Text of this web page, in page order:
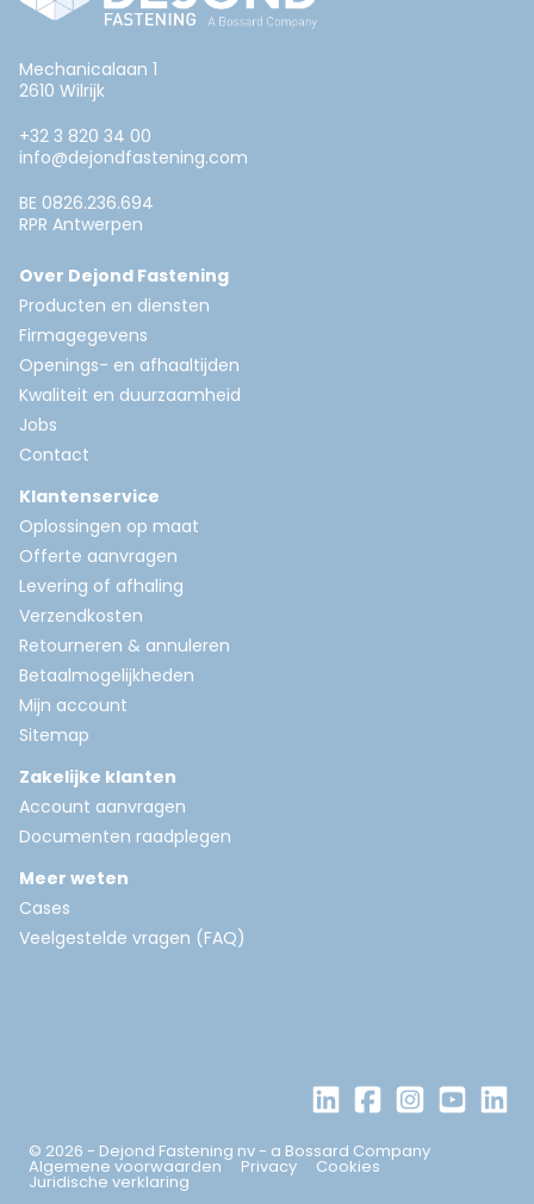
Mechanicalaan 1
2610 Wilrijk
+32 3 820 34 00
info@dejondfastening.com
BE 0826.236.694
RPR Antwerpen
Over Dejond Fastening
Producten en diensten
Firmagegevens
Openings- en afhaaltijden
Kwaliteit en duurzaamheid
Jobs
Contact
Klantenservice
Oplossingen op maat
Offerte aanvragen
Levering of afhaling
Verzendkosten
Retourneren & annuleren
Betaalmogelijkheden
Mijn account
Sitemap
Zakelijke klanten
Account aanvragen
Documenten raadplegen
Meer weten
Cases
Veelgestelde vragen (FAQ)
© 2026 - Dejond Fastening nv - a Bossard Company
Algemene voorwaarden Privacy Cookies
Juridische verklaring